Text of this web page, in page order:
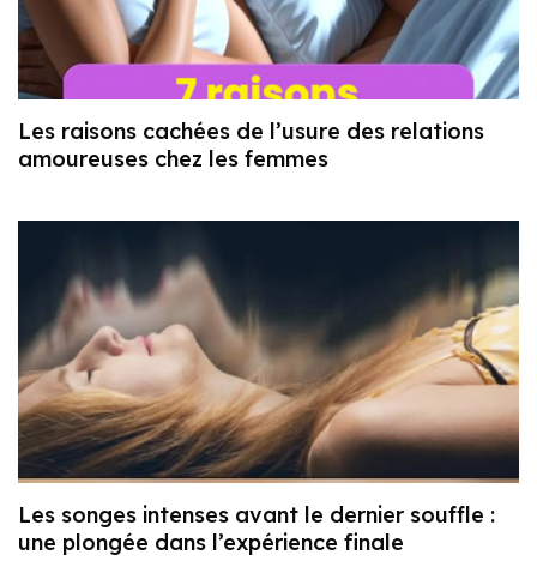
Les raisons cachées de l’usure des relations
amoureuses chez les femmes
Les songes intenses avant le dernier souffle :
une plongée dans l’expérience finale